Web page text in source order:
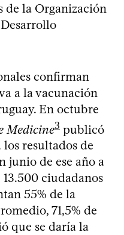
de la Organización
confirman
a la vacunación
En octubre
Medicine3 publicó
resultados de
junio de ese año a
ciudadanos
55% de la
71,5% de
que se daría la